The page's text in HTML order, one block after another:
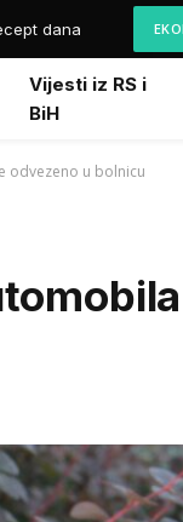
dana
Vijesti iz RS i
BiH
odvezeno u bolnicu